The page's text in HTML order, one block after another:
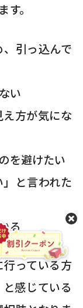
。
引っ込んで
い
え方が気にな
を避けたい
と言われた
る
っている方
感じている